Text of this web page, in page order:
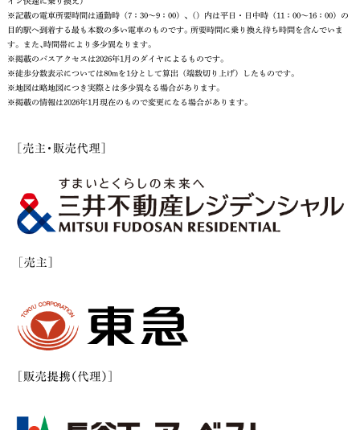
※記載の電車所要時間は通勤時（7：30～9：00）､（）内は平日・日中時（11：00～16：00）の
目的駅へ到着する最も本数の多い電車のものです｡ 所要時間に乗り換え待ち時間を含んでいま
す。また､時間帯により多少異なります｡
※掲載のバスアクセスは2026年1月のダイヤによるものです。
※徒歩分数表⽰については80mを1分として算出（端数切り上げ）したものです。
※地図は略地図につき実際とは多少異なる場合があります。
※掲載の情報は2026年1月現在のもので変更になる場合があります。